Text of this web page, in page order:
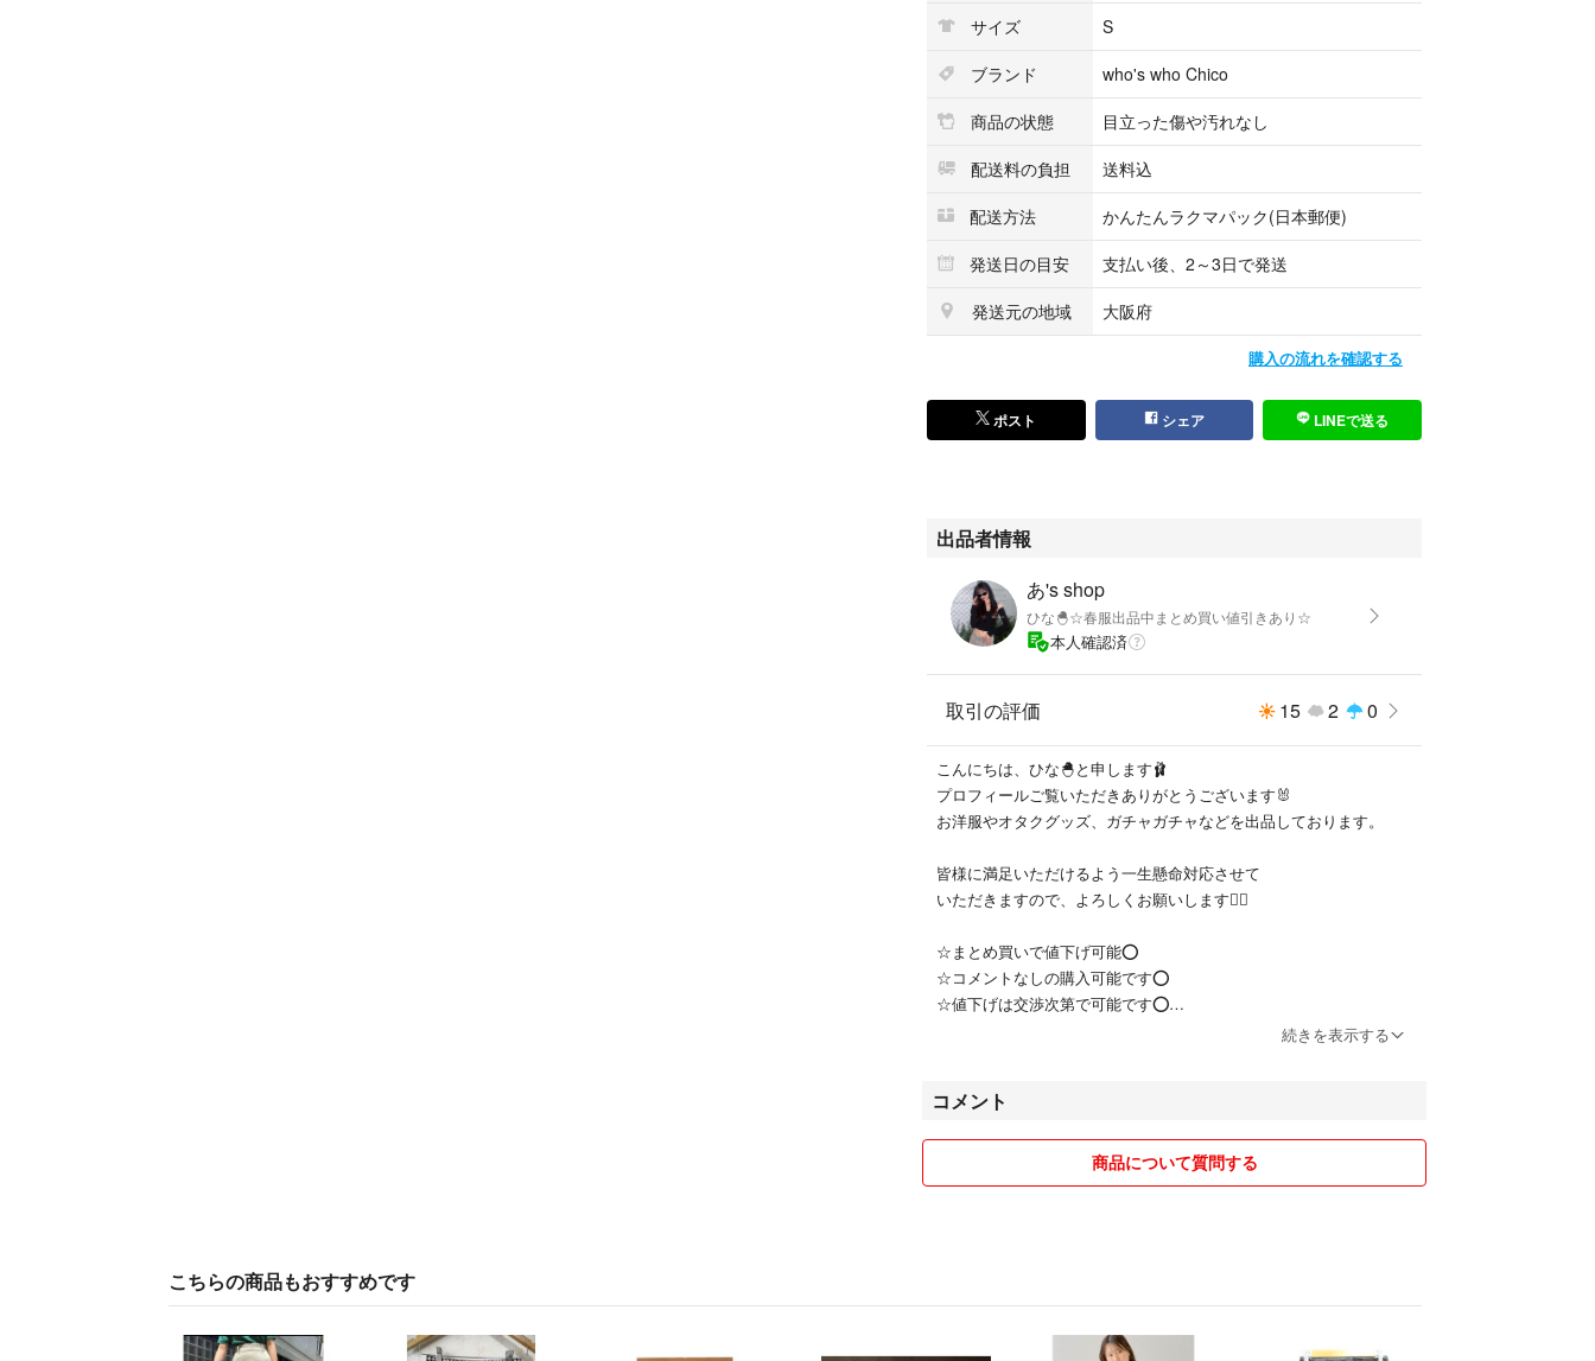
※取り扱い注意事項(詳しいお手入れ方法は商品タグをご参照ください)
……………………
透け感:なし
厚さ:ふつう
伸縮性:あり
ポケット:なし
……………………
その他出品している洋服とまとめ買いで
2点目からお値引きいたします。
サイズ
S
ブランド
who's who Chico
商品の状態
目立った傷や汚れなし
配送料の負担
送料込
配送方法
かんたんラクマパック(日本郵便)
発送日の目安
支払い後、2～3日で発送
発送元の地域
大阪府
購入の流れを確認する
ポスト シェア LINEで送る
出品者情報
あ's shop
ひな🐣☆春服出品中まとめ買い値引きあり☆
本人確認済
取引の評価 15 2 0
こんにちは、ひな🐣と申します🩰
プロフィールご覧いただきありがとうございます🐰
お洋服やオタクグッズ、ガチャガチャなどを出品しております。
皆様に満足いただけるよう一生懸命対応させて
いただきますので、よろしくお願いします🙇‍♀️
☆まとめ買いで値下げ可能⭕️
☆コメントなしの購入可能です⭕️
☆値下げは交渉次第で可能です⭕️
仕事等で返信が遅れてしまうこともあります。
発送については、匿名配送させていただきます👗
続きを表示する
コメント
商品について質問する
こちらの商品もおすすめです